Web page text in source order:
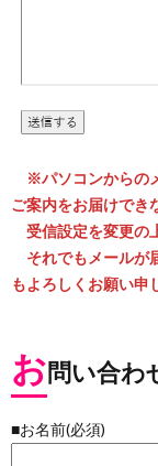
※パソコンからの
ご案内をお届けでき
受信設定を変更の
それでもメールが
もよろしくお願い申
お問い合わ
■お名前(必須)